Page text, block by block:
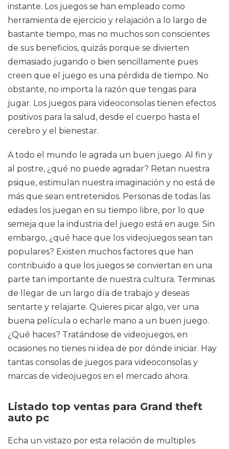
instante. Los juegos se han empleado como
herramienta de ejercicio y relajación a lo largo de
bastante tiempo, mas no muchos son conscientes
de sus beneficios, quizás porque se divierten
demasiado jugando o bien sencillamente pues
creen que el juego es una pérdida de tiempo. No
obstante, no importa la razón que tengas para
jugar. Los juegos para videoconsolas tienen efectos
positivos para la salud, desde el cuerpo hasta el
cerebro y el bienestar.
A todo el mundo le agrada un buen juego. Al fin y
al postre, ¿qué no puede agradar? Retan nuestra
psique, estimulan nuestra imaginación y no está de
más que sean entretenidos. Personas de todas las
edades los juegan en su tiempo libre, por lo que
semeja que la industria del juego está en auge. Sin
embargo, ¿qué hace que los videojuegos sean tan
populares? Existen muchos factores que han
contribuido a que los juegos se conviertan en una
parte tan importante de nuestra cultura. Terminas
de llegar de un largo día de trabajo y deseas
sentarte y relajarte. Quieres picar algo, ver una
buena película o echarle mano a un buen juego.
¿Qué haces? Tratándose de videojuegos, en
ocasiones no tienes ni idea de por dónde iniciar. Hay
tantas consolas de juegos para videoconsolas y
marcas de videojuegos en el mercado ahora.
Listado top ventas para Grand theft
auto pc
Echa un vistazo por esta relación de multiples